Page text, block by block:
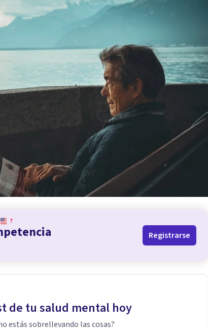
?
Registrarse
de tu salud mental hoy
estás sobrellevando las cosas?